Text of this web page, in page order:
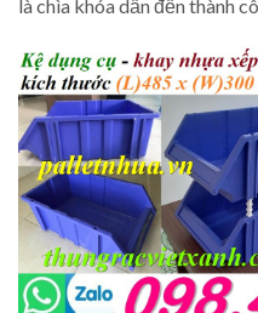
là chìa khóa dẫn đến thành